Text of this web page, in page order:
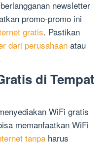
newsletter
promo-promo ini
gratis. Pastikan
dari perusahaan atau
di Tempat
WiFi gratis
memanfaatkan WiFi
tanpa harus